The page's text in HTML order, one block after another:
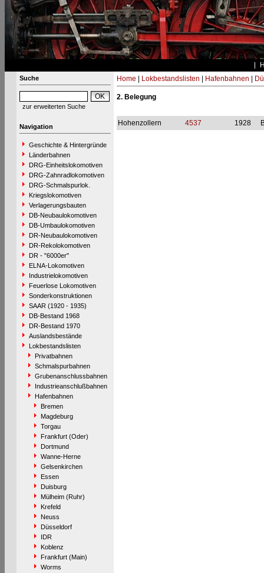
Suche
zur erweiterten Suche
Navigation
Geschichte & Hintergründe
Länderbahnen
DRG-Einheitslokomotiven
DRG-Zahnradlokomotiven
DRG-Schmalspurlok.
Kriegslokomotiven
Verlagerungsbauten
DB-Neubaulokomotiven
DB-Umbaulokomotiven
DR-Neubaulokomotiven
DR-Rekolokomotiven
DR - "6000er"
ELNA-Lokomotiven
Industrielokomotiven
Feuerlose Lokomotiven
Sonderkonstruktionen
SAAR (1920 - 1935)
DB-Bestand 1968
DR-Bestand 1970
Auslandsbestände
Lokbestandslisten
Privatbahnen
Schmalspurbahnen
Grubenanschlussbahnen
Industrieanschlußbahnen
Hafenbahnen
Bremen
Magdeburg
Torgau
Frankfurt (Oder)
Dortmund
Wanne-Herne
Gelsenkirchen
Essen
Duisburg
Mülheim (Ruhr)
Krefeld
Neuss
Düsseldorf
IDR
Koblenz
Frankfurt (Main)
Worms
Home Lokbestandslisten Hafenbahnen
2. Belegung
Hohenzollern 4537 1928